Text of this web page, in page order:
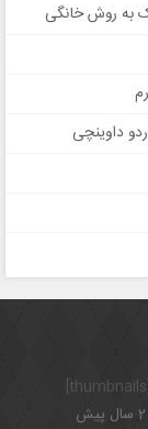
به روش خانگی
داوینچی
2 سال پیش